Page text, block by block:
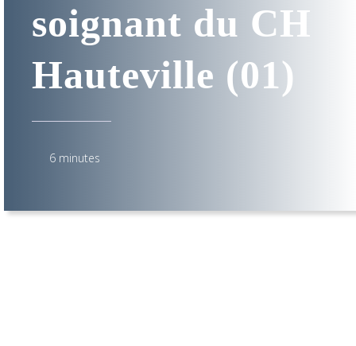
soignant du CH
Hauteville (01)
6 minutes